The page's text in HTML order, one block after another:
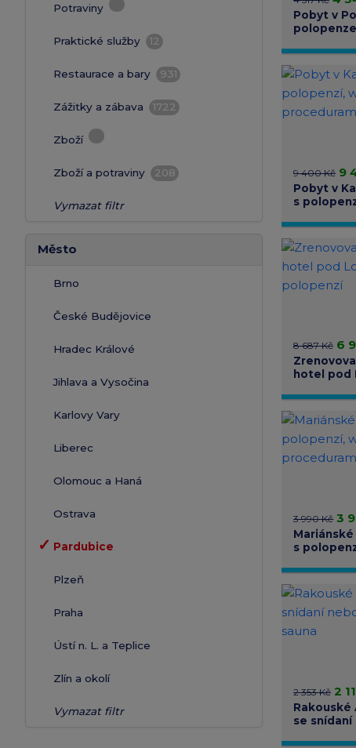
Potraviny
Praktické služby 12
Restaurace a bary 931
Zážitky a zábava 1722
Zboží
Zboží a potraviny 208
Vymazat filtr
Město
Brno
České Budějovice
Hradec Králové
Jihlava a Vysočina
Karlovy Vary
Liberec
Olomouc a Haná
Ostrava
✓ Pardubice
Plzeň
Praha
Ústí n. L. a Teplice
Zlín a okolí
Vymazat filtr
Pobyt v
9 400 Kč 9
Pobyt v
s
8 687 Kč 6
hotel pod
3 990 Kč 3
Mariánské
s
2 353 Kč 2
Rakouské
se snídaní